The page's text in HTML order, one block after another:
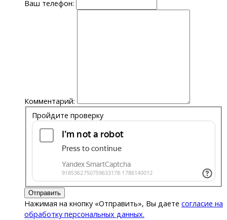
Ваш телефон:
Комментарий:
Пройдите проверку
Отправить
Нажимая на кнопку «Отправить», Вы даете согласие на
обработку персональных данных.